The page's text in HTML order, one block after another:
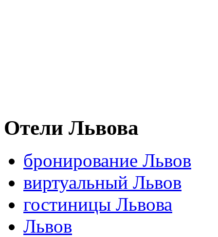
Отели Львова
бронирование Львов
виртуальный Львов
гостиницы Львова
Львов